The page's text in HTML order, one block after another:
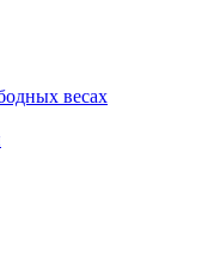
весах